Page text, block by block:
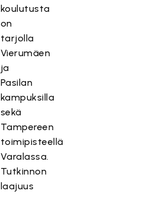
koulutusta
on
tarjolla
Vierumäen
ja
Pasilan
kampuksilla
sekä
Tampereen
toimipisteellä
Varalassa.
Tutkinnon
laajuus